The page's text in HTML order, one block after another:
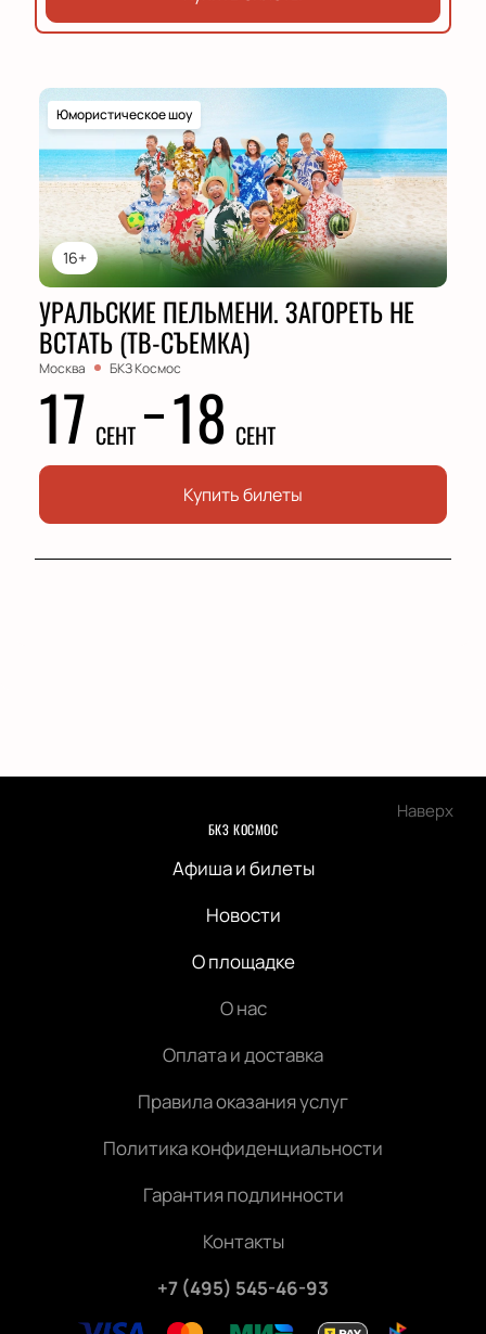
16+
Юмористическое шоу
УРАЛЬСКИЕ ПЕЛЬМЕНИ. ЗАГОРЕТЬ НЕ
ВСТАТЬ (ТВ-СЪЕМКА)
Москва БКЗ Космос
17 СЕНТ 18 СЕНТ
Купить билеты
Наверх
БКЗ КОСМОС
Афиша и билеты
Новости
О площадке
О нас
Оплата и доставка
Правила оказания услуг
Политика конфиденциальности
Гарантия подлинности
Контакты
+7 (495) 545-46-93